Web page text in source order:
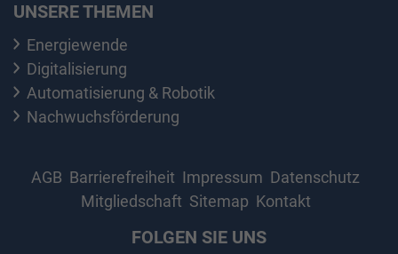
UNSERE THEMEN
Energiewende
Digitalisierung
Automatisierung & Robotik
Nachwuchsförderung
AGB Barrierefreiheit Impressum Datenschutz
Mitgliedschaft Sitemap Kontakt
FOLGEN SIE UNS